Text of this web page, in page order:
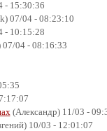
- 15:30:36
07/04 - 08:23:10
- 10:15:28
04 - 08:16:33
(Александр) 11/03 -
10/03 - 12:01:07